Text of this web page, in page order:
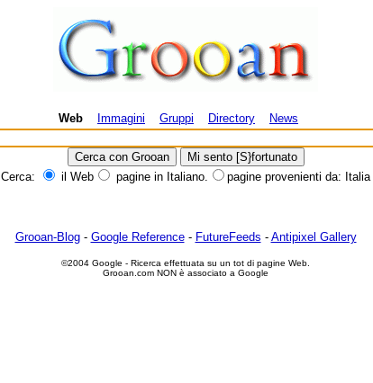
Web Immagini Gruppi Directory News
Cerca: il Web pagine in Italiano. pagine provenienti da: Italia
Grooan-Blog- Google Reference- FutureFeeds - Antipixel Gallery
©2004 Google - Ricerca effettuata su un tot di pagine Web.
Grooan.com NON è associato a Google